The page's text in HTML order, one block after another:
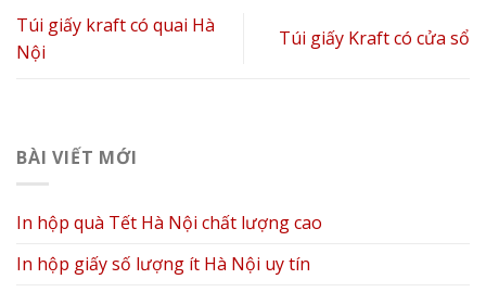
Túi giấy kraft có quai Hà
Nội
Túi giấy Kraft có cửa sổ
BÀI VIẾT MỚI
In hộp quà Tết Hà Nội chất lượng cao
In hộp giấy số lượng ít Hà Nội uy tín